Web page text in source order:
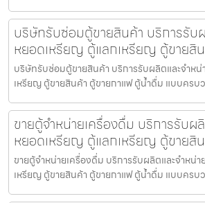
บริษัทรับซ่อมตู้ขายสินค้า บริการรับ
หยอดเหรียญ ตู้แลกเหรียญ ตู้ขายสิ
บริษัทรับซ่อมตู้ขายสินค้า บริการรับผลิตและจำห
เหรียญ ตู้ขายสินค้า ตู้ขายกาแฟ ตู้น้ำดื่ม แบบครบ
ขายตู้จำหน่ายเครื่องดื่ม บริการรับผ
หยอดเหรียญ ตู้แลกเหรียญ ตู้ขายสิ
ขายตู้จำหน่ายเครื่องดื่ม บริการรับผลิตและจำหน่
เหรียญ ตู้ขายสินค้า ตู้ขายกาแฟ ตู้น้ำดื่ม แบบครบ